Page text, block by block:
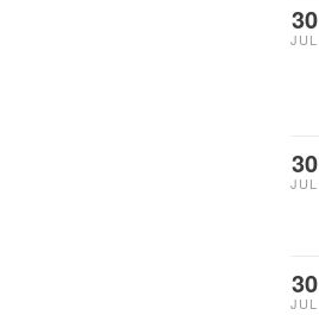
30
JUL
30
JUL
30
JUL